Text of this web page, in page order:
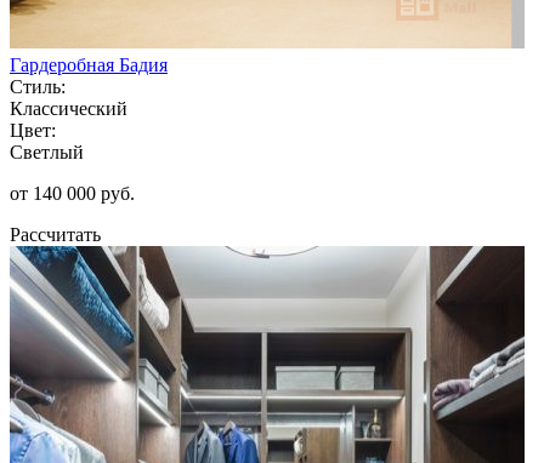
Гардеробная Бадия
Стиль:
Классический
Цвет:
Светлый
от 140 000 руб.
Рассчитать